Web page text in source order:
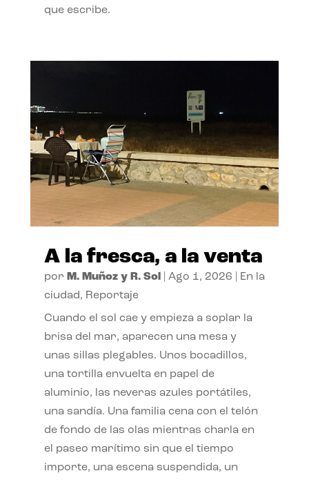
que escribe.
A la fresca, a la venta
por M. Muñoz y R. Sol| Ago 1, 2026
En la
ciudad, Reportaje
Cuando el sol cae y empieza a soplar la
brisa del mar, aparecen una mesa y
unas sillas plegables. Unos bocadillos,
una tortilla envuelta en papel de
aluminio, las neveras azules portátiles,
una sandía. Una familia cena con el telón
de fondo de las olas mientras charla en
el paseo marítimo sin que el tiempo
importe, una escena suspendida, un